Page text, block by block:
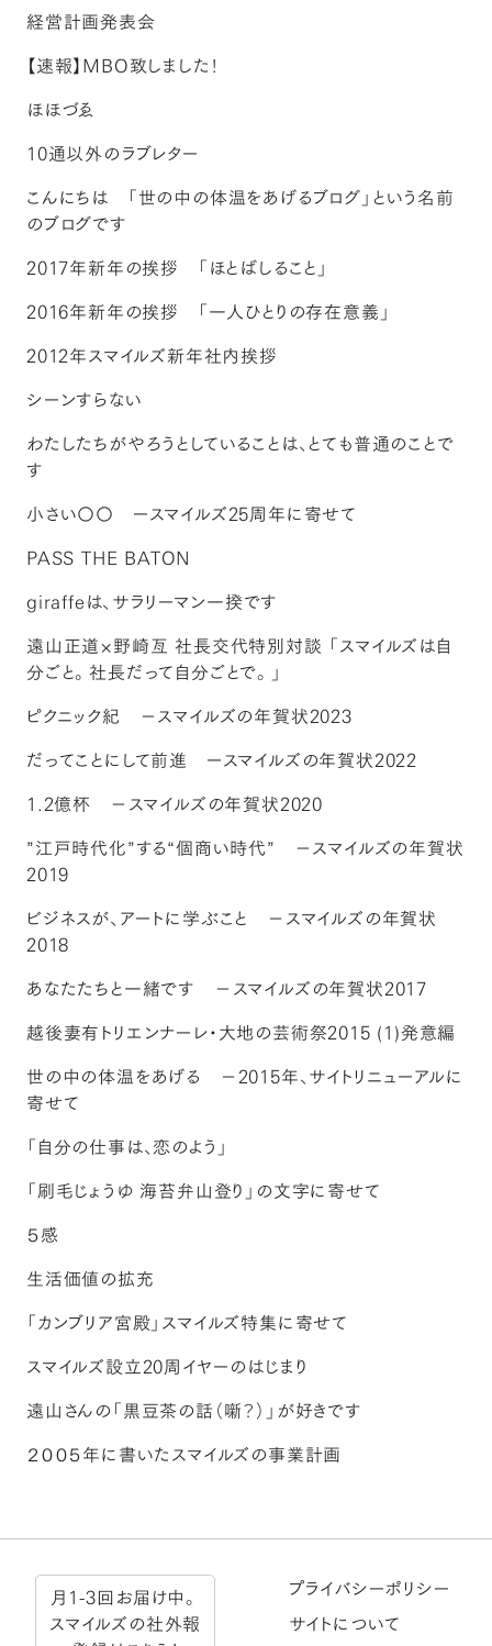
経営計画発表会
【速報】MBO致しました！
ほほづゑ
10通以外のラブレター
こんにちは 「世の中の体温をあげるブログ」という名前
のブログです
2017年新年の挨拶 「ほとばしること」
2016年新年の挨拶 「一人ひとりの存在意義」
2012年スマイルズ新年社内挨拶
シーンすらない
わたしたちがやろうとしていることは、とても普通のことで
す
小さい〇〇 ースマイルズ25周年に寄せて
PASS THE BATON
giraffeは、サラリーマン一揆です
遠山正道×野崎亙 社長交代特別対談 「スマイルズは自
分ごと。社長だって自分ごとで。」
ピクニック紀 －スマイルズの年賀状2023
だってことにして前進 ースマイルズの年賀状2022
1.2億杯 －スマイルズの年賀状2020
”江戸時代化”する“個商い時代” －スマイルズの年賀状
2019
ビジネスが、アートに学ぶこと －スマイルズの年賀状
2018
あなたたちと一緒です －スマイルズの年賀状2017
越後妻有トリエンナーレ・大地の芸術祭2015 (1)発意編
世の中の体温をあげる －2015年、サイトリニューアルに
寄せて
「自分の仕事は、恋のよう」
「刷毛じょうゆ 海苔弁山登り」の文字に寄せて
５感
生活価値の拡充
「カンブリア宮殿」スマイルズ特集に寄せて
スマイルズ設立20周イヤーのはじまり
遠山さんの「黒豆茶の話（噺？）」が好きです
２００５年に書いたスマイルズの事業計画
月1-3回お届け中。
スマイルズの社外報
プライバシーポリシー
サイトについて